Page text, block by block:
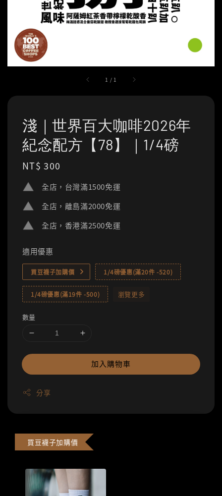
1 / 1
淺｜世界百大咖啡2026年
紀念配方【78】｜1/4磅
Regular
NT$ 300
全店，台灣滿1500免運
全店，離島滿2000免運
全店，香港滿2500免運
適用優惠
買豆襪子加購價 1/4磅優惠(滿20件 -520)
1/4磅優惠(滿19件 -500) 瀏覽更多
數量
加入購物車
分享
買豆襪子加購價